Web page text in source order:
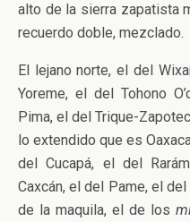
alto de la sierra zapatista
recuerdo doble, mezclado.
El lejano norte, el del
Yoreme, el del Tohono
Pima, el del Trique-
lo extendido que es
del Cucapá, el del
Caxcán, el del Pame, el
de la maquila, el de los